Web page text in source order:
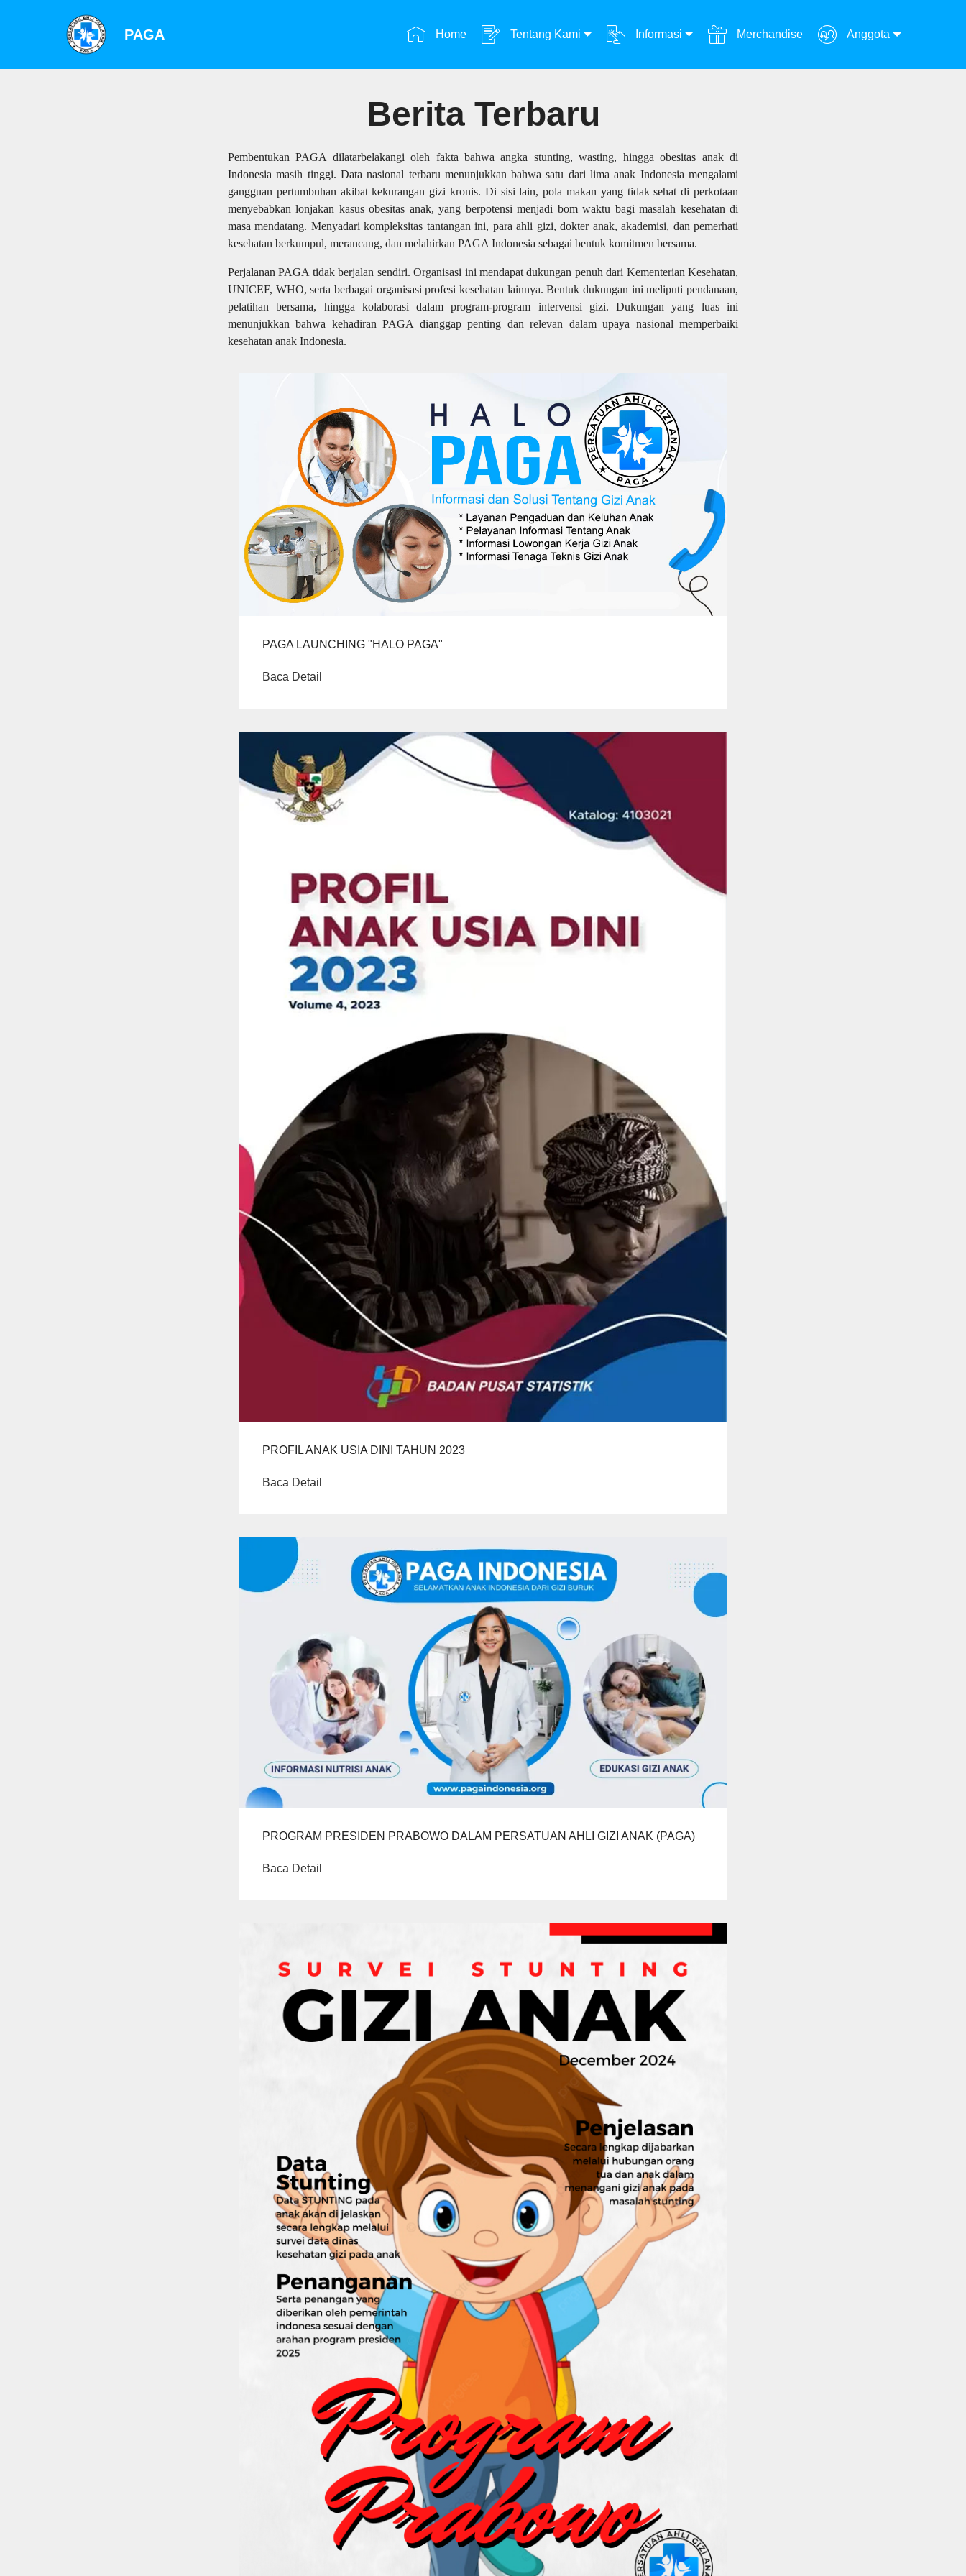
PAGA Home Tentang Kami Informasi Merchandise Anggota
Berita Terbaru
Pembentukan PAGA dilatarbelakangi oleh fakta bahwa angka stunting, wasting, hingga obesitas anak di
Indonesia masih tinggi. Data nasional terbaru menunjukkan bahwa satu dari lima anak Indonesia mengalami
gangguan pertumbuhan akibat kekurangan gizi kronis. Di sisi lain, pola makan yang tidak sehat di perkotaan
menyebabkan lonjakan kasus obesitas anak, yang berpotensi menjadi bom waktu bagi masalah kesehatan di
masa mendatang. Menyadari kompleksitas tantangan ini, para ahli gizi, dokter anak, akademisi, dan pemerhati
kesehatan berkumpul, merancang, dan melahirkan PAGA Indonesia sebagai bentuk komitmen bersama.
Perjalanan PAGA tidak berjalan sendiri. Organisasi ini mendapat dukungan penuh dari Kementerian Kesehatan,
UNICEF, WHO, serta berbagai organisasi profesi kesehatan lainnya. Bentuk dukungan ini meliputi pendanaan,
pelatihan bersama, hingga kolaborasi dalam program-program intervensi gizi. Dukungan yang luas ini
menunjukkan bahwa kehadiran PAGA dianggap penting dan relevan dalam upaya nasional memperbaiki
kesehatan anak Indonesia.
PAGA LAUNCHING "HALO PAGA"
Baca Detail
PROFIL ANAK USIA DINI TAHUN 2023
Baca Detail
PROGRAM PRESIDEN PRABOWO DALAM PERSATUAN AHLI GIZI ANAK (PAGA)
Baca Detail